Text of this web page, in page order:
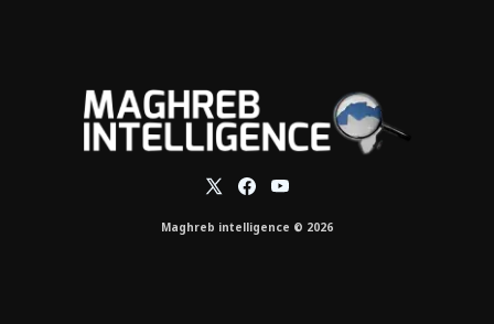
Maghreb intelligence © 2026